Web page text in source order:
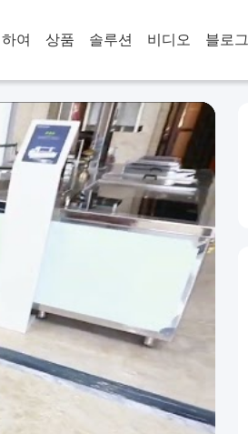
여 상품 솔루션 비디오 블로그